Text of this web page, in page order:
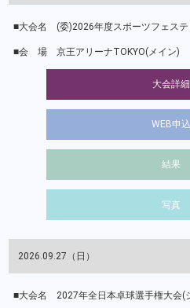
(委)2026年度スポーツフェス
京王アリーナTOKYO(メイン)
大会詳細
WEB申込
結果
写真
2026.09.27（日）
2027年全日本卓球選手権大会(